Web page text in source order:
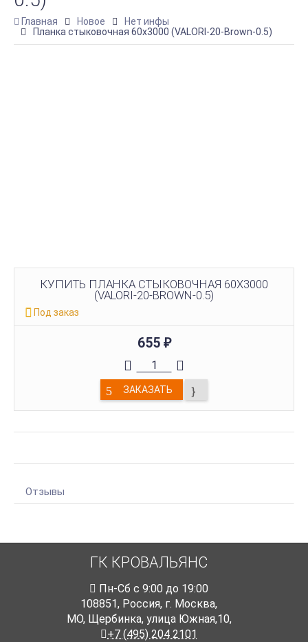
Главная Новое
Нет инфы
Планка стыковочная 60х3000 (VALORI-20-Brown-0.5)
КУПИТЬ ПЛАНКА СТЫКОВОЧНАЯ 60Х3000
(VALORI-20-BROWN-0.5)
Под заказ
655 ₽
ЗАКАЗАТЬ
Отзывы
ГК КРОВАЛЬЯНС
Пн-Cб с 9:00 до 19:00
108851, Россия, г. Москва,
МО, Щербинка, улица Южная,10,
+7 (495) 204 2101